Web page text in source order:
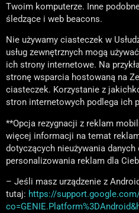
Twoim komputerze. Inne
śledzące i web beacons.
Nie używamy ciasteczek w
usług zewnętrznych mogą
ich strony internetowe. Na
stronę wsparcia hostowaną na
ciasteczek. Korzystanie z
stron internetowych podlega ich
**Opcja rezygnacji z reklam
więcej informacji na temat
dotyczących nieużywania
personalizowania reklam dla
– Jeśli masz urządzenie z
tutaj: https://